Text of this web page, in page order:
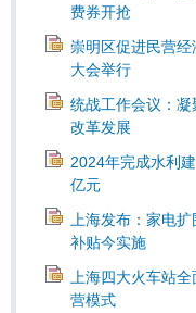
费券开抢
崇明区促进民营经
大会举行
统战工作会议：凝
改革发展
2024年完成水利
亿元
上海发布：家电
补贴今实施
上海四大火车站
营模式